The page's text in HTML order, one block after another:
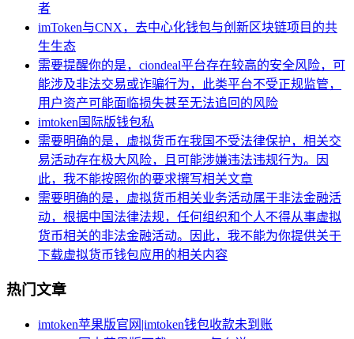
者
imToken与CNX，去中心化钱包与创新区块链项目的共
生生态
需要提醒你的是，ciondeal平台存在较高的安全风险，可
能涉及非法交易或诈骗行为，此类平台不受正规监管，
用户资产可能面临损失甚至无法追回的风险
imtoken国际版钱包私
需要明确的是，虚拟货币在我国不受法律保护，相关交
易活动存在极大风险，且可能涉嫌违法违规行为。因
此，我不能按照你的要求撰写相关文章
需要明确的是，虚拟货币相关业务活动属于非法金融活
动，根据中国法律法规，任何组织和个人不得从事虚拟
货币相关的非法金融活动。因此，我不能为你提供关于
下载虚拟货币钱包应用的相关内容
热门文章
imtoken苹果版官网|imtoken钱包收款未到账